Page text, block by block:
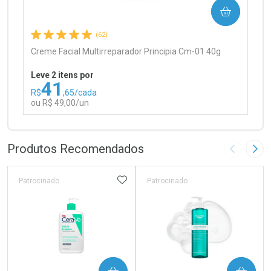
(62)
Creme Facial Multirreparador Principia Cm-01 40g
Leve 2 itens por
R$41 ,65/cada
ou R$ 49,00/un
COMPRAR
Laboratório
Por Menos
Produtos Recomendados Imagem
Patrocinado ADICIONAR AOS FAVORITOS
Patrocinado